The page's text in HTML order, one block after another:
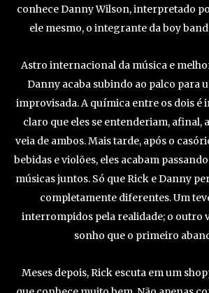
conhece Danny Wilson, interpretado
ele mesmo, o integrante da boy band
Astro internacional da música e
Danny acaba subindo ao palco para
improvisada. A química entre os dois é
claro que eles se entenderiam, afinal,
veia de ambos. Mais tarde, após o
bebidas e violões, eles acabam
músicas juntos. Só que Rick e Danny
completamente diferentes. Um
interrompidos pela realidade; o outro
sonho que o primeiro
Meses depois, Rick escuta em um